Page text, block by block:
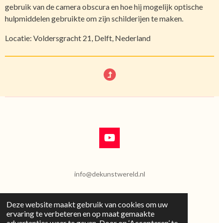
Deze website maakt gebruik van cookies om uw
ervaring te verbeteren en op maat gemaakte
gebruik van de camera obscura en hoe hij mogelijk optische
hulpmiddelen gebruikte om zijn schilderijen te maken.
Locatie: Voldersgracht 21, Delft, Nederland
Y
o
u
info@dekunstwereld.nl
D
e
D
e
S
h
P
i
D
e